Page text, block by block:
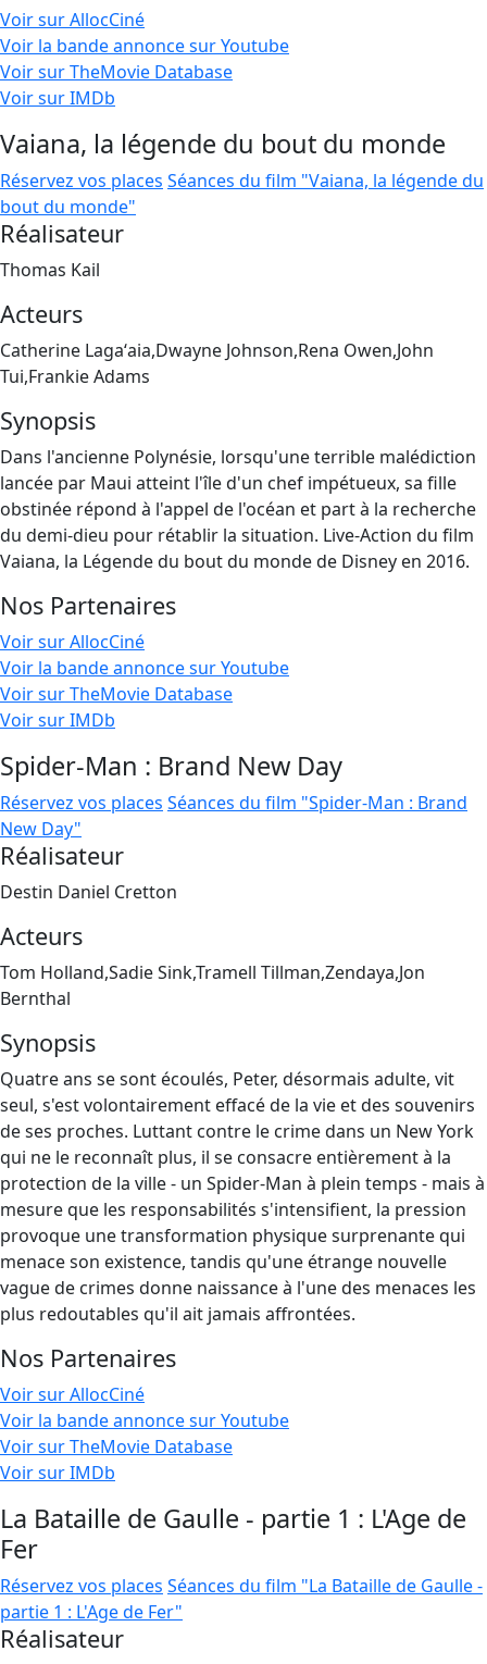
Voir sur AllocCiné
Voir la bande annonce sur Youtube
Voir sur TheMovie Database
Voir sur IMDb
Vaiana, la légende du bout du monde
Réservez vos places Séances du film "Vaiana, la légende du
bout du monde"
Réalisateur
Thomas Kail
Acteurs
Catherine Lagaʻaia,Dwayne Johnson,Rena Owen,John
Tui,Frankie Adams
Synopsis
Dans l'ancienne Polynésie, lorsqu'une terrible malédiction
lancée par Maui atteint l'île d'un chef impétueux, sa fille
obstinée répond à l'appel de l'océan et part à la recherche
du demi-dieu pour rétablir la situation. Live-Action du film
Vaiana, la Légende du bout du monde de Disney en 2016.
Nos Partenaires
Voir sur AllocCiné
Voir la bande annonce sur Youtube
Voir sur TheMovie Database
Voir sur IMDb
Spider-Man : Brand New Day
Réservez vos places Séances du film "Spider-Man : Brand
New Day"
Réalisateur
Destin Daniel Cretton
Acteurs
Tom Holland,Sadie Sink,Tramell Tillman,Zendaya,Jon
Bernthal
Synopsis
Quatre ans se sont écoulés, Peter, désormais adulte, vit
seul, s'est volontairement effacé de la vie et des souvenirs
de ses proches. Luttant contre le crime dans un New York
qui ne le reconnaît plus, il se consacre entièrement à la
protection de la ville - un Spider-Man à plein temps - mais à
mesure que les responsabilités s'intensifient, la pression
provoque une transformation physique surprenante qui
menace son existence, tandis qu'une étrange nouvelle
vague de crimes donne naissance à l'une des menaces les
plus redoutables qu'il ait jamais affrontées.
Nos Partenaires
Voir sur AllocCiné
Voir la bande annonce sur Youtube
Voir sur TheMovie Database
Voir sur IMDb
La Bataille de Gaulle - partie 1 : L'Age de
Fer
Réservez vos places Séances du film "La Bataille de Gaulle -
partie 1 : L'Age de Fer"
Réalisateur